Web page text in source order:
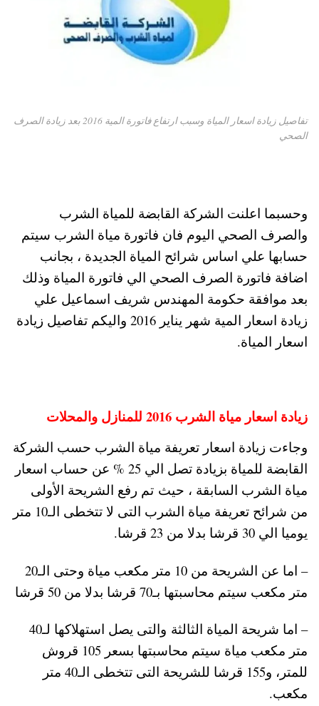
تفاصيل زيادة اسعار المياة وسبب ارتفاع فاتورة المية 2016 بعد زيادة الصرف
الصحي
وحسبما اعلنت الشركة القابضة للمياة الشرب
والصرف الصحي اليوم فان فاتورة مياة الشرب سيتم
حسابها علي اساس شرائح المياة الجديدة ، بجانب
اضافة فاتورة الصرف الصحي الي فاتورة المياة وذلك
بعد موافقة حكومة المهندس شريف اسماعيل علي
زيادة اسعار المية شهر يناير 2016 واليكم تفاصيل زيادة
اسعار المياة.
زيادة اسعار مياة الشرب 2016 للمنازل والمحلات
وجاءت زيادة اسعار تعريفة مياة الشرب حسب الشركة
القابضة للمياة بزيادة تصل الي 25 % عن حساب اسعار
مياة الشرب السابقة ، حيث تم رفع الشريحة الأولى
من شرائح تعريفة مياة الشرب التى لا تتخطى الـ10 متر
يوميا الي 30 قرشا بدلا من 23 قرشا.
– اما عن الشريحة من 10 متر مكعب مياة وحتى الـ20
متر مكعب سيتم محاسبتها بـ70 قرشا بدلا من 50 قرشا
– اما شريحة المياة الثالثة والتى يصل استهلاكها لـ40
متر مكعب مياة سيتم محاسبتها بسعر 105 قروش
للمتر، و155 قرشا للشريحة التى تتخطى الـ40 متر
مكعب.